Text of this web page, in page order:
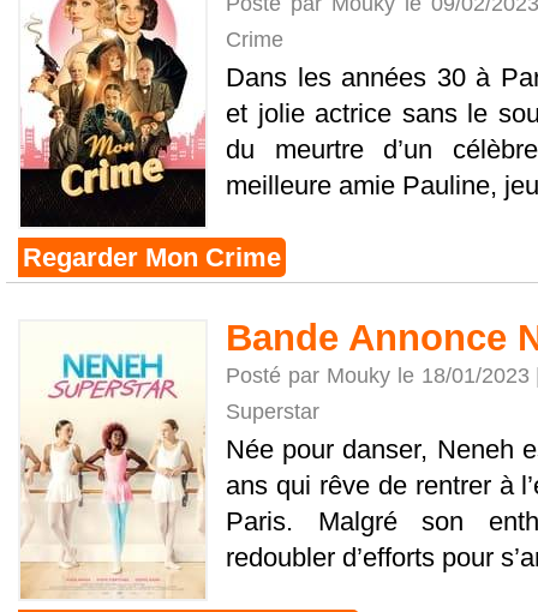
Crime
Dans les années 30 à
et jolie actrice sans le
du meurtre d’un
meilleure amie Pauline,
Regarder Mon Crime
Bande Annonce
Posté par Mouky le 18/01/
Superstar
Née pour danser, Neneh
ans qui rêve de rentrer à
Paris. Malgré son
redoubler d’efforts pour